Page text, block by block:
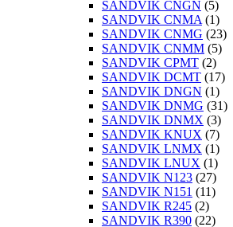
SANDVIK CNGN (5)
SANDVIK CNMA (1)
SANDVIK CNMG (23)
SANDVIK CNMM (5)
SANDVIK CPMT (2)
SANDVIK DCMT (17)
SANDVIK DNGN (1)
SANDVIK DNMG (31)
SANDVIK DNMX (3)
SANDVIK KNUX (7)
SANDVIK LNMX (1)
SANDVIK LNUX (1)
SANDVIK N123 (27)
SANDVIK N151 (11)
SANDVIK R245 (2)
SANDVIK R390 (22)